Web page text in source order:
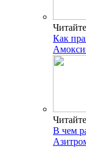
Как
В чем